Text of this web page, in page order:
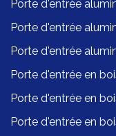
Porte d'entrée
Porte d'entrée
Porte d'entrée
Porte d'entrée en
Porte d'entrée en
Porte d'entrée en